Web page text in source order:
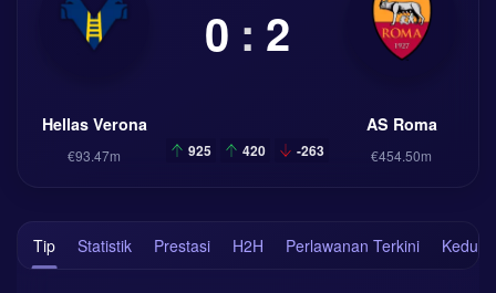
Hellas Verona
€93.47m
0 : 2
925 420 -263
AS Roma
€454.50m
Tip Statistik Prestasi H2H Perlawanan Terkini